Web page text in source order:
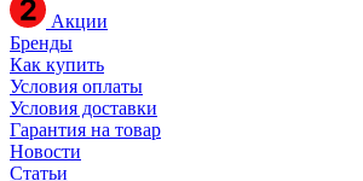
Акции
Бренды
Как купить
Условия оплаты
Условия доставки
Гарантия на товар
Новости
Статьи